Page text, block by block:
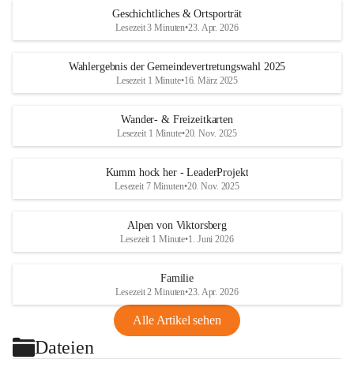
Geschichtliches & Ortsporträt
Lesezeit 3 Minuten•23. Apr. 2026
Wahlergebnis der Gemeindevertretungswahl 2025
Lesezeit 1 Minute•16. März 2025
Wander- & Freizeitkarten
Lesezeit 1 Minute•20. Nov. 2025
Kumm hock her - LeaderProjekt
Lesezeit 7 Minuten•20. Nov. 2025
Alpen von Viktorsberg
Lesezeit 1 Minute•1. Juni 2026
Familie
Lesezeit 2 Minuten•23. Apr. 2026
Alle Artikel sehen
Dateien